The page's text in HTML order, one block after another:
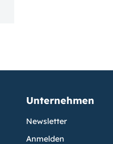
Unternehmen
Newsletter
Anmelden